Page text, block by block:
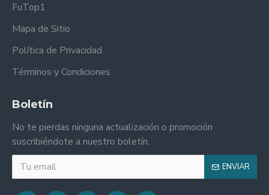
FuTop1
Mapa de Sitio
Política de Privacidad
Términos y Condiciones
Boletín
No te pierdas ninguna actualización o promoción
suscribiéndote a nuestro boletín.
ENVIAR